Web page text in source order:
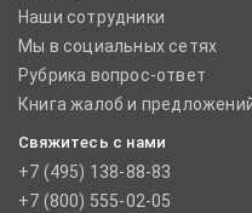
Наши сотрудники
Мы в социальных сетях
Рубрика вопрос-ответ
Книга жалоб и
Свяжитесь с нами
+7 (495) 138-88-83
+7 (800) 555-02-05